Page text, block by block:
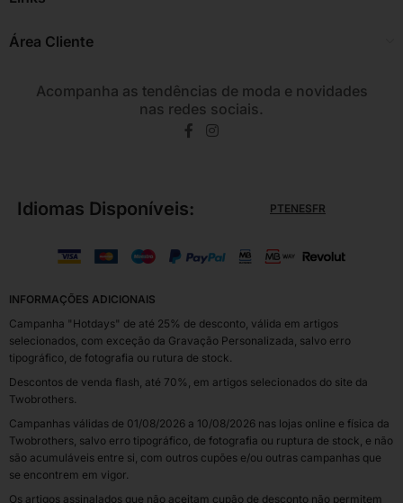
Área Cliente
Acompanha as tendências de moda e novidades
nas redes sociais.
Idiomas Disponíveis: PTENESFR
INFORMAÇÕES ADICIONAIS
Campanha "Hotdays" de até 25% de desconto, válida em artigos
selecionados, com exceção da Gravação Personalizada, salvo erro
tipográfico, de fotografia ou rutura de stock.
Descontos de venda flash, até 70%, em artigos selecionados do site da
Twobrothers.
Campanhas válidas de 01/08/2026 a 10/08/2026 nas lojas online e física da
Twobrothers, salvo erro tipográfico, de fotografia ou ruptura de stock, e não
são acumuláveis entre si, com outros cupões e/ou outras campanhas que
se encontrem em vigor.
Os artigos assinalados que não aceitam cupão de desconto não permitem